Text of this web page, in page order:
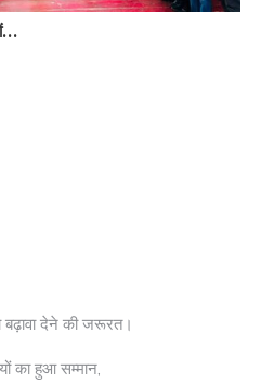
देने की जरूरत।
का हुआ सम्मान,